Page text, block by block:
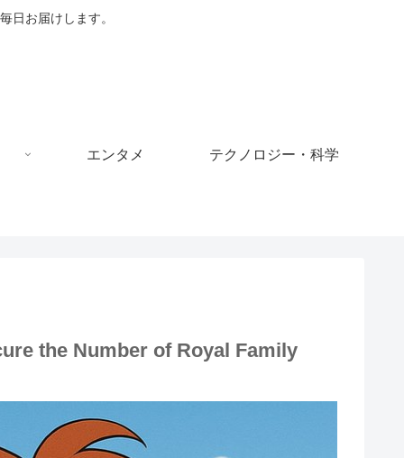
日お届けします。
エンタメ テクノロジー・科学
the Number of Royal Family